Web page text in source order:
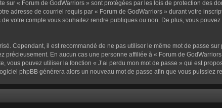
« Forum de GodWarriors » sont protégées par les lois de protection des
adresse de courriel requis par « Forum de GodWarriors » durant votre
votre compte vous souhaitez rendre publiques ou non. De plus, vous
Cependant, il est recommandé de ne pas utiliser le même mot de passe
précieusement. En aucun cas une personne affiliée à « Forum de
vous pouvez utiliser la fonction « J’ai perdu mon mot de passe » qui est
phpBB générera alors un nouveau mot de passe afin que vous puissiez